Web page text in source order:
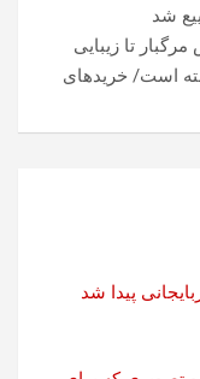
شد
تا زیبایی
است/ خریدهای
پیدا شد